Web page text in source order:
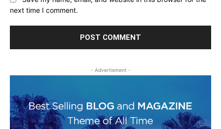
next time I comment.
- Advertisment -